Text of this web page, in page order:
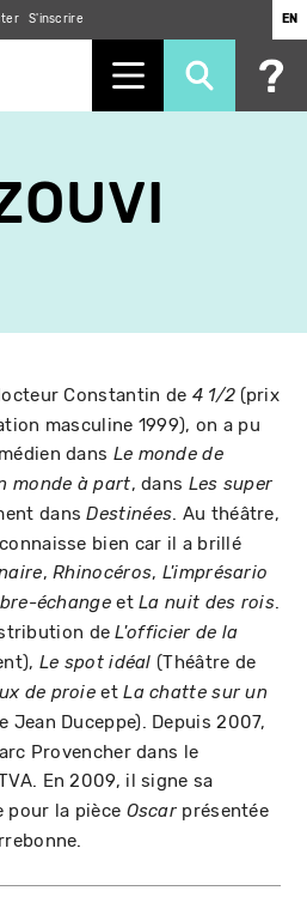
S'inscrire EN
Constantin de 4 1/2 (prix
masculine 1999), on a pu
dans Le monde de
monde à part, dans Les super
dansDestinées. Au théâtre,
bien car il a brillé
,Rhinocéros, L'imprésario
échangeetLa nuit des rois.
deL'officier de la
Le spot idéal (Théâtre de
de proie etLa chatte sur un
Jean Duceppe). Depuis 2007,
Provencher dans le
En 2009, il signe sa
pour la pièce Oscar présentée